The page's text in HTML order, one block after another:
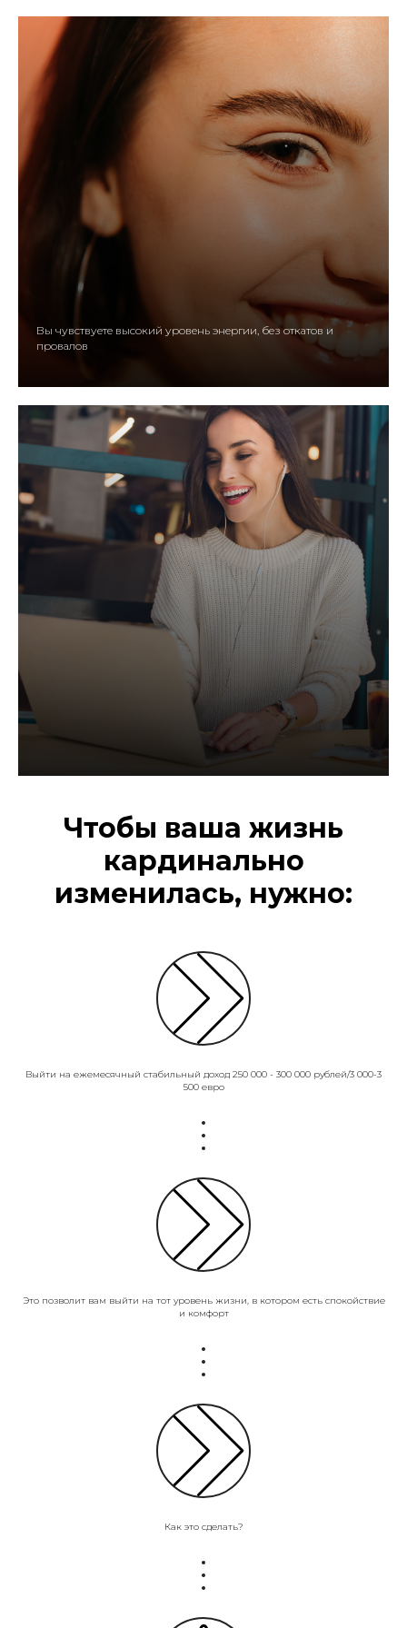
Вы чувствуете высокий уровень энергии, без откатов и
провалов
Чтобы ваша жизнь
кардинально
изменилась, нужно:
Выйти на ежемесячный стабильный доход 250 000 - 300 000 рублей/3 000-3
500 евро
Это позволит вам выйти на тот уровень жизни, в котором есть спокойствие
и комфорт
Как это сделать?